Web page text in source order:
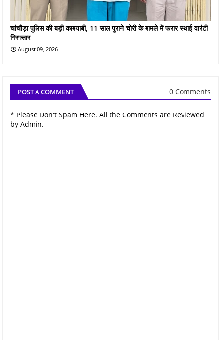
चांचौड़ा पुलिस की बड़ी कामयाबी, 11 साल पुराने चोरी के मामले में फरार स्थाई वारंटी
गिरफ्तार
August 09, 2026
POST A COMMENT 0 Comments
* Please Don't Spam Here. All the Comments are Reviewed
by Admin.